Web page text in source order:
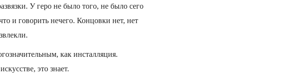
У геро не было того, не было сего
и говорить нечего. Концовки нет, нет
как инсталляция.
это знает.